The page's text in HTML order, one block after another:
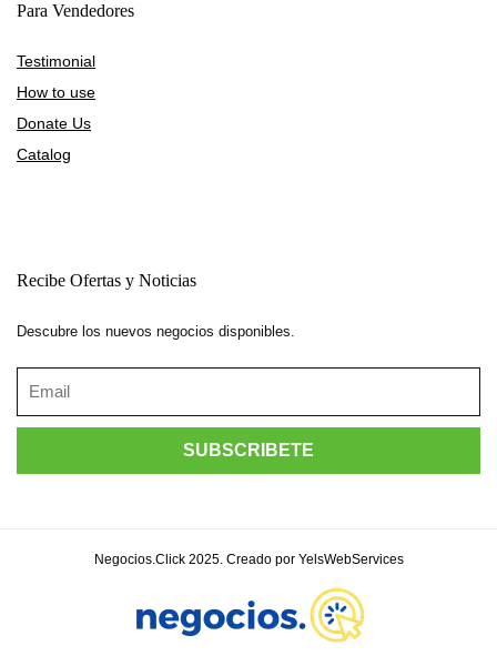
Para Vendedores
Testimonial
How to use
Donate Us
Catalog
Recibe Ofertas y Noticias
Descubre los nuevos negocios disponibles.
Negocios.Click 2025. Creado por YelsWebServices